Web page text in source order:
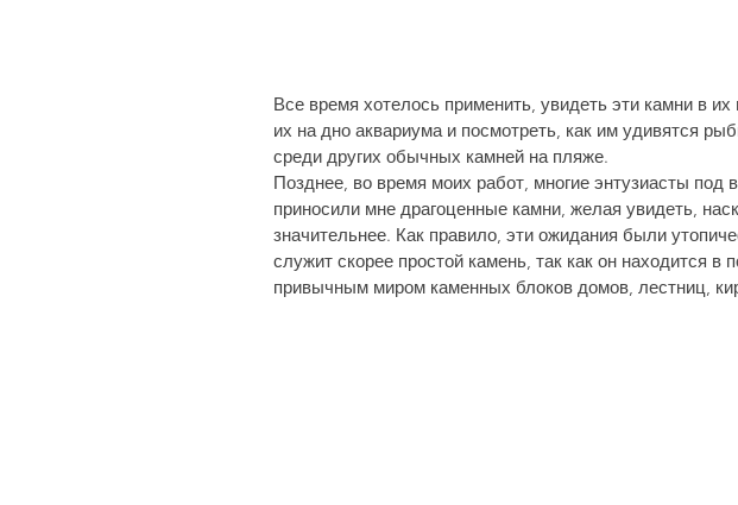
Все время хотелось применить, увидеть эти камни в
их на дно аквариума и посмот­реть, как им удивятся
среди других обыч­ных камней на пляже.
Позднее, во время моих работ, многие энтузиасты под
приносили мне драгоценные камни, желая увидеть,
значительнее. Как правило, эти ожидания были
служит скорее простой камень, так как он находится в
привычным миром каменных блоков до­мов, лестниц,